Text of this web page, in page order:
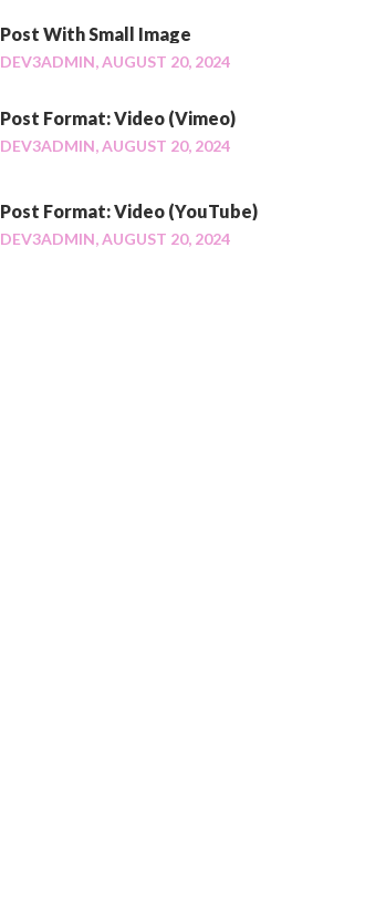
Post With Small Image
DEV3ADMIN,AUGUST 20, 2024
Post Format: Video (Vimeo)
DEV3ADMIN,AUGUST 20, 2024
Post Format: Video (YouTube)
DEV3ADMIN,AUGUST 20, 2024